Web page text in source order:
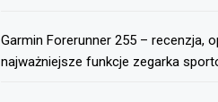
Garmin Forerunner 255 – recenzja,
najważniejsze funkcje zegarka